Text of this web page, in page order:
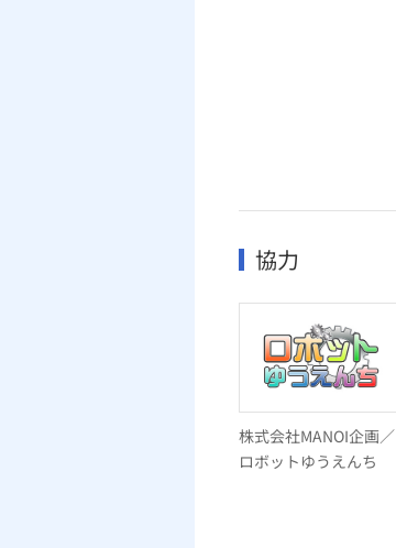
協力
株式会社MANOI企画／
ロボットゆうえんち